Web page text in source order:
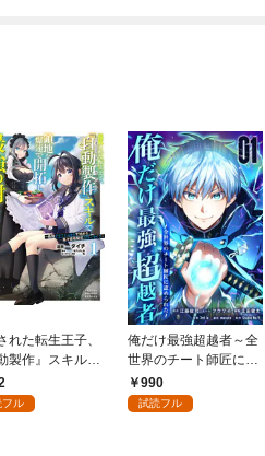
れた転生王子、
製作』スキルで
爆速で開拓し最
を作ってしまう
フル
俺だけ最強超越者～全
世界のチート師匠に認
められた～【単行本】
（１）
990
試読フル